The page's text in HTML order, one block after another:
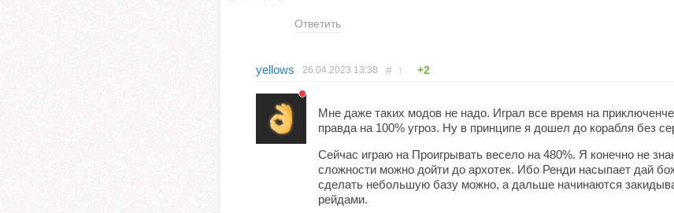
Ответить
yellows 26.04.2023 13:38 # ↑ +2
Мне даже таких модов не надо. Играл все время на
правда на 100% угроз. Ну в принципе я дошел до корабля без
Сейчас играю на Проигрывать весело на 480%. Я конечно не
сложности можно дойти до архотек. Ибо Ренди насыпает дай
сделать небольшую базу можно, а дальше начинаются
рейдами.